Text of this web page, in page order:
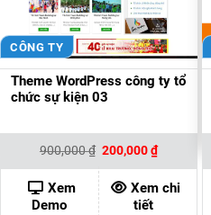
CÔNG TY
Theme WordPress công ty tổ
chức sự kiện 03
900,000₫ Giá
là:
900,000 ₫.
200,000₫Giá
hiện
tại
là:
200,000 ₫.
Xem
Demo
Xem chi
tiết